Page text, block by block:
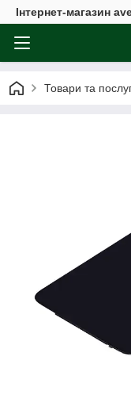
Інтернет-магазин
Товари та